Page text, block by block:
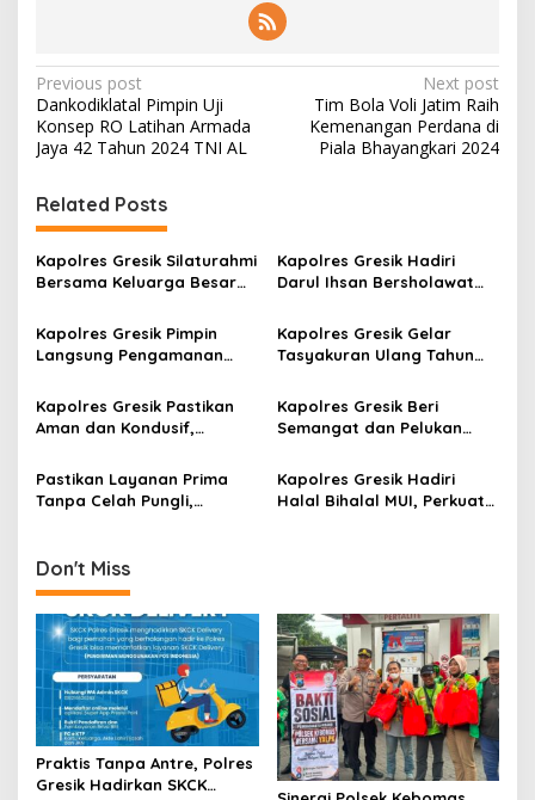
P
o
s
t
n
a
v
i
g
t
o
Previous post
Dankodiklatal Pimpin Uji
Konsep RO Latihan Armada
Jaya 42 Tahun 2024 TNI AL
Next post
Tim Bola Voli Jatim Raih
Kemenangan Perdana di
Piala Bhayangkari 2024
Related Posts
Kapolres Gresik Silaturahmi
Bersama Keluarga Besar
Kapolres Gresik Hadiri
Darul Ihsan Bersholawat
Kapolres Gresik Pimpin
Langsung Pengamanan
Championship 2026
Kapolres Gresik Gelar
Tasyakuran Ulang Tahun
Kapolres Gresik Pastikan
Aman dan Kondusif,
Sidayu
Kapolres Gresik Beri
Semangat dan Pelukan
Istimewa
Pastikan Layanan Prima
Tanpa Celah Pungli,
Kapolres Gresik Hadiri
Halal Bihalal MUI, Perkuat
Don't Miss
Praktis Tanpa Antre, Polres
Gresik Hadirkan SKCK